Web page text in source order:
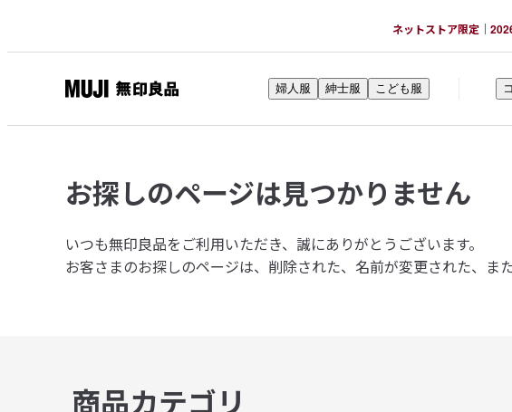
ネットストア限定｜
印
品
ネ
ト
ス
婦人服 紳士服 こども服
お探しのページは見つかりません
いつも無印良品をご利用いただき、誠にありがとうございます。
お客さまのお探しのページは、削除された、名前が変更された、ま
商品カテゴリ